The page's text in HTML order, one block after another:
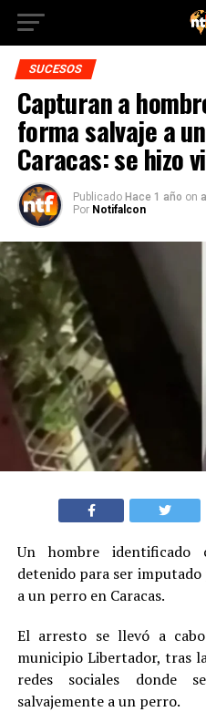
SUCESOS
Capturan a
forma salvaje a
Caracas: se hizo
Publicado Hace 1 año on
Por Notifalcon
Un hombre identificado
detenido para ser
a un perro en Caracas.
El arresto se llevó a
municipio Libertador, tras
redes sociales donde
salvajemente a un perro.